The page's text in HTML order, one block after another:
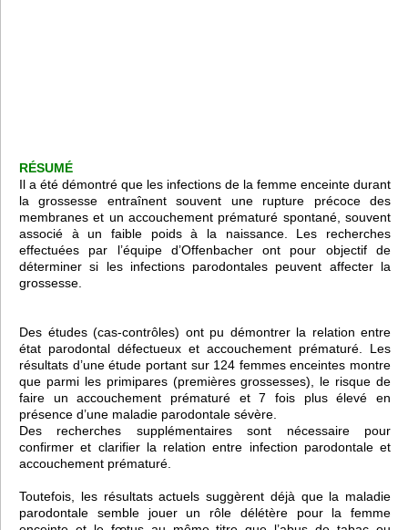
RÉSUMÉ
Il a été démontré que les infections de la femme enceinte durant
la grossesse entraînent souvent une rupture précoce des
membranes et un accouchement prématuré spontané, souvent
associé à un faible poids à la naissance.
Les recherches
effectuées par l’équipe d’Offenbacher ont pour objectif de
déterminer si les infections parodontales peuvent affecter la
grossesse.
Des études (cas-contrôles) ont pu démontrer la relation entre
état parodontal défectueux et accouchement prématuré. Les
résultats d’une étude portant sur 124 femmes enceintes montre
que parmi les primipares (premières grossesses), le risque de
faire un accouchement prématuré et 7 fois plus élevé en
présence d’une maladie parodontale sévère.
Des recherches supplémentaires sont nécessaire pour
confirmer et clarifier la relation entre infection parodontale et
accouchement prématuré.
Toutefois, les résultats actuels suggèrent déjà que la maladie
parodontale semble jouer un rôle délétère pour la femme